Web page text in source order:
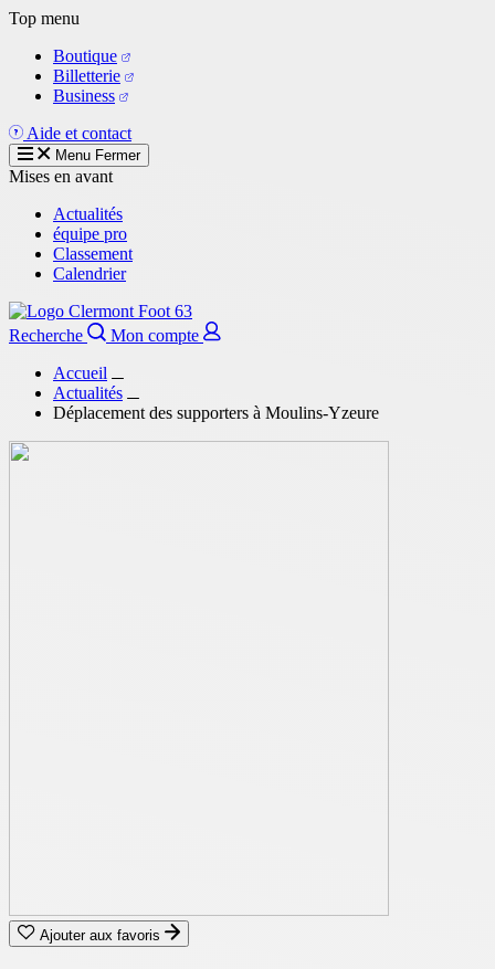
Aller
contenu
principal
Top menu
Boutique
Billetterie
Business
Aide et contact
Menu Fermer
Mises en avant
Actualités
équipe pro
Classement
Calendrier
Recherche
Mon compte
Accueil
Actualités
Déplacement des supporters à Moulins-Yzeure
Ajouter aux favoris